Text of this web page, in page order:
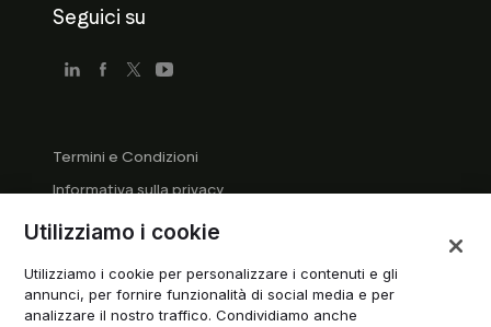
Seguici su
Termini e Condizioni
Informativa sulla privacy
Linee guida per le aziende
Gestisci i cookie
Modern Slavery Statement
Utilizziamo i cookie
Utilizziamo i cookie per personalizzare i contenuti e gli
annunci, per fornire funzionalità di social media e per
analizzare il nostro traffico. Condividiamo anche